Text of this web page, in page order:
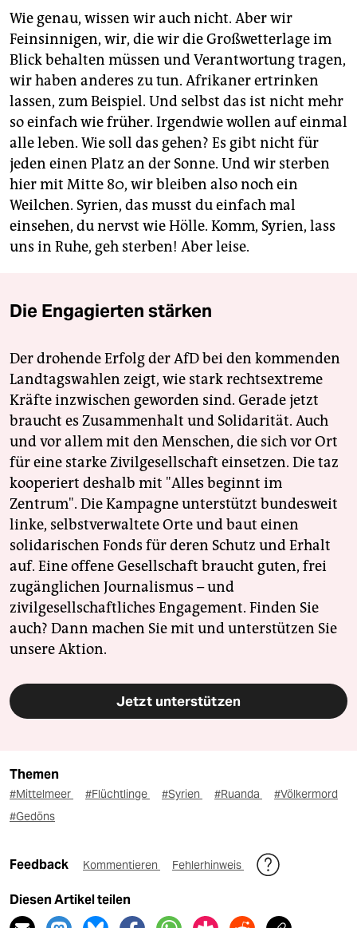
Wie genau, wissen wir auch nicht. Aber wir
Feinsinnigen, wir, die wir die Großwetterlage im
Blick behalten müssen und Verantwortung tragen,
wir haben anderes zu tun. Afrikaner ertrinken
lassen, zum Beispiel. Und selbst das ist nicht mehr
so einfach wie früher. Irgendwie wollen auf einmal
alle leben. Wie soll das gehen? Es gibt nicht für
jeden einen Platz an der Sonne. Und wir sterben
hier mit Mitte 80, wir bleiben also noch ein
Weilchen. Syrien, das musst du einfach mal
einsehen, du nervst wie Hölle. Komm, Syrien, lass
uns in Ruhe, geh sterben! Aber leise.
Die Engagierten stärken
Der drohende Erfolg der AfD bei den kommenden
Landtagswahlen zeigt, wie stark rechtsextreme
Kräfte inzwischen geworden sind. Gerade jetzt
braucht es Zusammenhalt und Solidarität. Auch
und vor allem mit den Menschen, die sich vor Ort
für eine starke Zivilgesellschaft einsetzen. Die taz
kooperiert deshalb mit "Alles beginnt im
Zentrum". Die Kampagne unterstützt bundesweit
linke, selbstverwaltete Orte und baut einen
solidarischen Fonds für deren Schutz und Erhalt
auf. Eine offene Gesellschaft braucht guten, frei
zugänglichen Journalismus – und
zivilgesellschaftliches Engagement. Finden Sie
auch? Dann machen Sie mit und unterstützen Sie
unsere Aktion.
Jetzt unterstützen
Themen
#Mittelmeer #Flüchtlinge #Syrien #Ruanda
#Völkermord
#Gedöns
Feedback Kommentieren Fehlerhinweis
Diesen Artikel teilen